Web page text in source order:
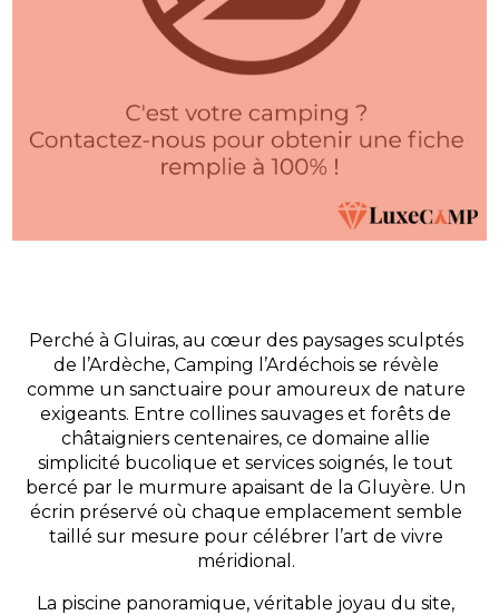
Perché à Gluiras, au cœur des paysages sculptés
de l’Ardèche, Camping l’Ardéchois se révèle
comme un sanctuaire pour amoureux de nature
exigeants. Entre collines sauvages et forêts de
châtaigniers centenaires, ce domaine allie
simplicité bucolique et services soignés, le tout
bercé par le murmure apaisant de la Gluyère. Un
écrin préservé où chaque emplacement semble
taillé sur mesure pour célébrer l’art de vivre
méridional.
La piscine panoramique, véritable joyau du site,